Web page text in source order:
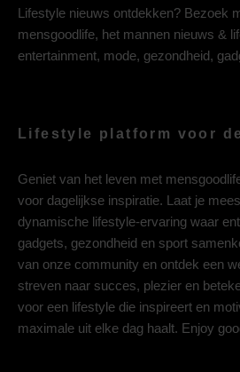
Lifestyle nieuws ontdekken? Bezoek
mensgoodlife, het mannen nieuws &
entertainment, mode, gezondheid,
Lifestyle platform voor
Geniet van het leven met
voor dagelijkse inspiratie. Laat je
dynamische lifestyle-ervaring waar
gadgets, gezondheid en sport
van onze community en ontdek een
streven naar succes, plezier en
voor een lifestyle die inspireert en
maximale uit elke dag haalt. Enjoy